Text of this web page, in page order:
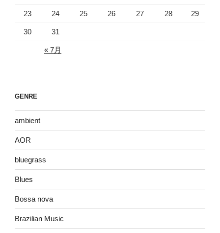
23 24 25 26 27 28 29
30 31
« 7月
GENRE
ambient
AOR
bluegrass
Blues
Bossa nova
Brazilian Music